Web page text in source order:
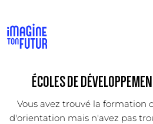
ÉCOLES DE
Vous avez trouvé la formation
d'orientation mais n'avez pas